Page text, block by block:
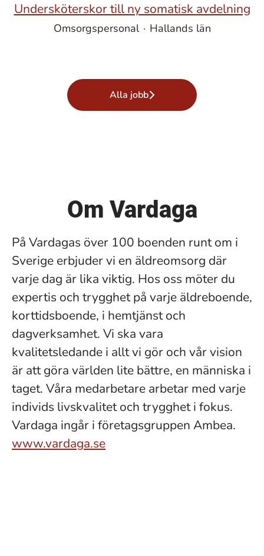
Undersköterskor till ny somatisk avdelning
Omsorgspersonal · Hallands län
Alla jobb
Om Vardaga
På Vardagas över 100 boenden runt om i
Sverige erbjuder vi en äldreomsorg där
varje dag är lika viktig. Hos oss möter du
expertis och trygghet på varje äldreboende,
korttidsboende, i hemtjänst och
dagverksamhet. Vi ska vara
kvalitetsledande i allt vi gör och vår vision
är att göra världen lite bättre, en människa i
taget. Våra medarbetare arbetar med varje
individs livskvalitet och trygghet i fokus.
Vardaga ingår i företagsgruppen Ambea.
www.vardaga.se